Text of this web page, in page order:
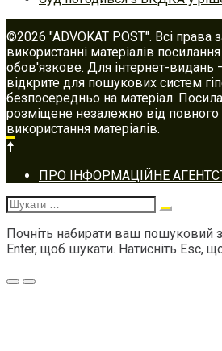
©2026 "ADVOKAT POST". Всі права
використанні матеріалів
обов'язкове. Для інтернет-
відкрите для пошукових систем
безпосередньо на матеріал.
розміщене незалежно від повного
використання матеріалів.
Footer
navigation
ПРО ІНФОРМАЦІЙНЕ
Шукати:
Почніть набирати ваш пошуковий
Enter, щоб шукати. Натисніть Esc,
Меню